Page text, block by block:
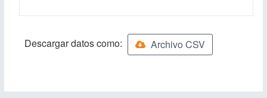
Descargar datos como: Archivo CSV